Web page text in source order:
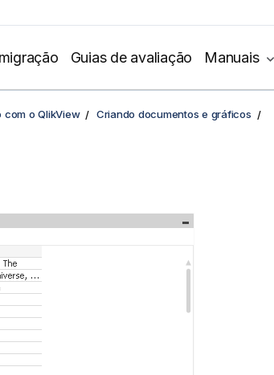
Guias de avaliação Manuais
com o QlikView
Criando documentos e gráficos